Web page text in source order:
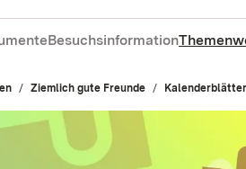
Besuchsinformation
Ziemlich gute Freunde Kalenderblätter